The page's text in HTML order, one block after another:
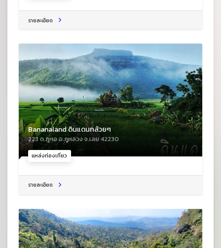
รายละเอียด
แหล่งท่องเที่ยว
Bananaland ดินแดนกล้วยๆ
223 ต.ภูหอ อ.ภูหลวง จ.เลย 42230
รายละเอียด